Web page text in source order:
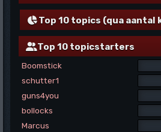
Top 10 topics (qua aantal
Top 10 topicstarters
Boomstick
schutter1
guns4you
bollocks
Marcus